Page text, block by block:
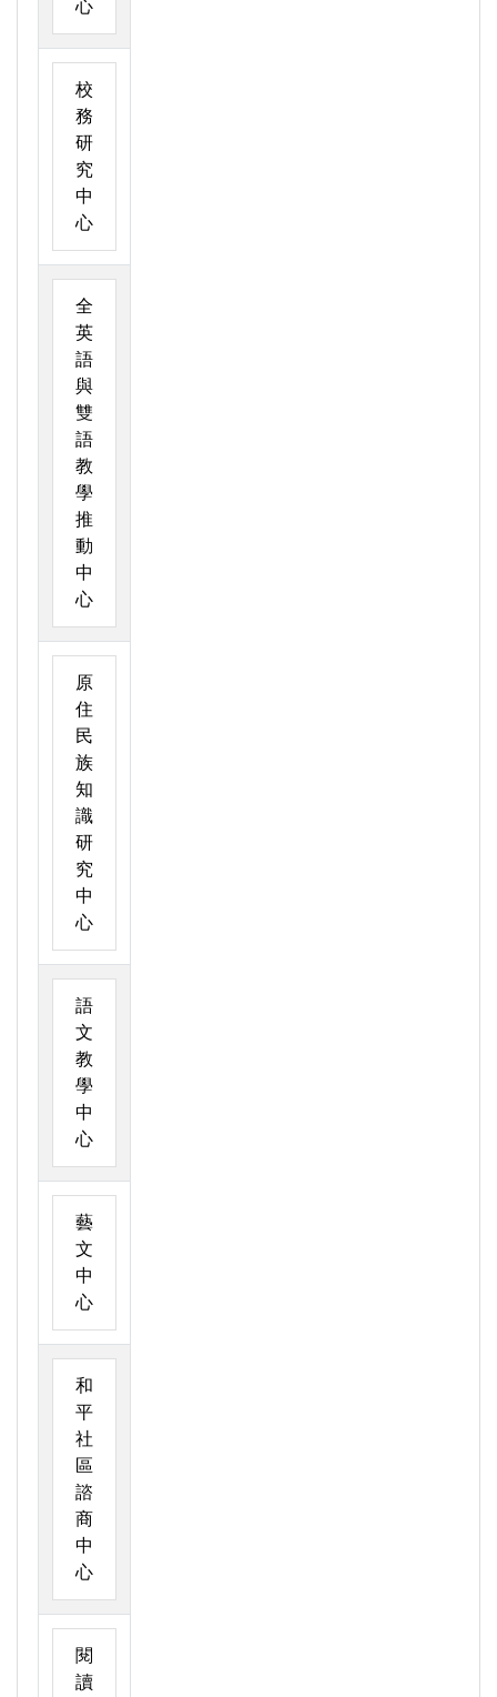
心
校
務
研
究
中
心
全
英
語
與
雙
語
教
學
推
動
中
心
原
住
民
族
知
識
研
究
中
心
語
文
教
學
中
心
藝
文
中
心
和
平
社
區
諮
商
中
心
閱
讀